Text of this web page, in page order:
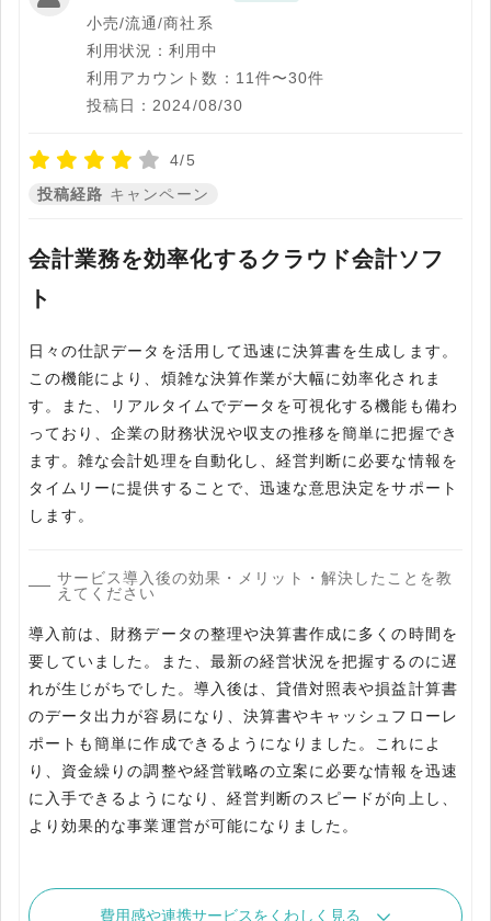
小売/流通/商社系
利用状況：利用中
利用アカウント数：11件〜30件
投稿日：2024/08/30
4/5
投稿経路 キャンペーン
会計業務を効率化するクラウド会計ソフ
ト
日々の仕訳データを活用して迅速に決算書を生成します。
この機能により、煩雑な決算作業が大幅に効率化されま
す。また、リアルタイムでデータを可視化する機能も備わ
っており、企業の財務状況や収支の推移を簡単に把握でき
ます。雑な会計処理を自動化し、経営判断に必要な情報を
タイムリーに提供することで、迅速な意思決定をサポート
します。
サービス導入後の効果・メリット・解決したことを教
えてください
導入前は、財務データの整理や決算書作成に多くの時間を
要していました。また、最新の経営状況を把握するのに遅
れが生じがちでした。導入後は、貸借対照表や損益計算書
のデータ出力が容易になり、決算書やキャッシュフローレ
ポートも簡単に作成できるようになりました。これによ
り、資金繰りの調整や経営戦略の立案に必要な情報を迅速
に入手できるようになり、経営判断のスピードが向上し、
より効果的な事業運営が可能になりました。
費用感や連携サービスをくわしく見る